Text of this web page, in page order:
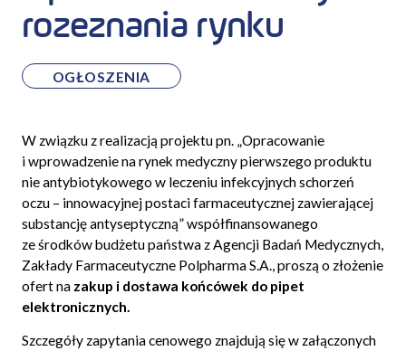
rozeznania rynku
OGŁOSZENIA
W związku z realizacją projektu pn. „Opracowanie
i wprowadzenie na rynek medyczny pierwszego produktu
nie antybiotykowego w leczeniu infekcyjnych schorzeń
oczu – innowacyjnej postaci farmaceutycznej zawierającej
substancję antyseptyczną” współfinansowanego
ze środków budżetu państwa z Agencji Badań Medycznych,
Zakłady Farmaceutyczne Polpharma S.A., proszą o złożenie
ofert na zakup i dostawa końcówek do pipet
elektronicznych.
Szczegóły zapytania cenowego znajdują się w załączonych